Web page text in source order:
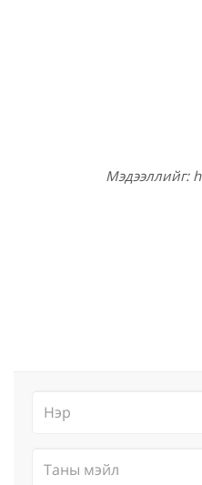
Мэдээллийг: